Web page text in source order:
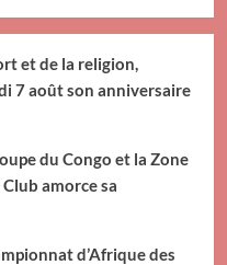
et de la religion,
7 août son anniversaire
du Congo et la Zone
amorce sa
d’Afrique des